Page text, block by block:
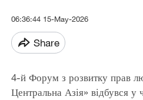
06:36:44 15-May-2026
Share
4-й Форум з розвитку прав
Центральна Азія» відбувся у